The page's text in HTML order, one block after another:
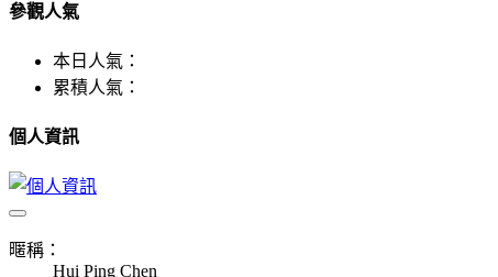
參觀人氣
本日人氣：
累積人氣：
個人資訊
暱稱：
Hui Ping Chen